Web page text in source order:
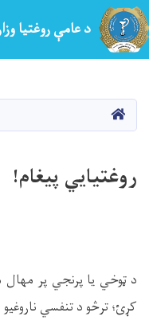
د عامې روغتیا
کور
روغتیایي پیغام!
د ټوخي یا پرنجي پر مهال
کړئ؛ ترڅو د تنفسي